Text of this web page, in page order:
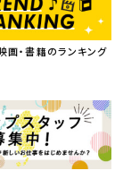
画・書籍のランキング